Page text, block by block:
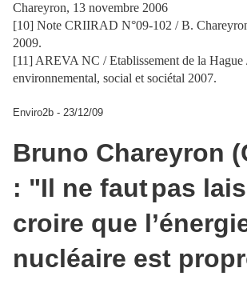
Chareyron, 13 novembre 2006
[10] Note CRIIRAD N°09-102 / B.
2009.
[11] AREVA NC / Etablissement de la Hague
environnemental, social et sociétal 2007.
Enviro2b - 23/12/09
Bruno Chareyron
: "Il ne fautpas
croire que
nucléaire est